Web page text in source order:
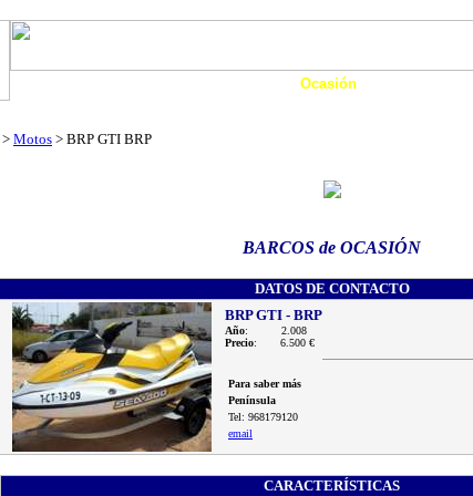
Ocasión
> Motos > BRP GTI BRP
BARCOS de OCASIÓN
DATOS DE CONTACTO
BRP GTI - BRP
Año: 2.008
Precio: 6.500 €
Para saber más
Península
Tel: 968179120
email
CARACTERÍSTICAS